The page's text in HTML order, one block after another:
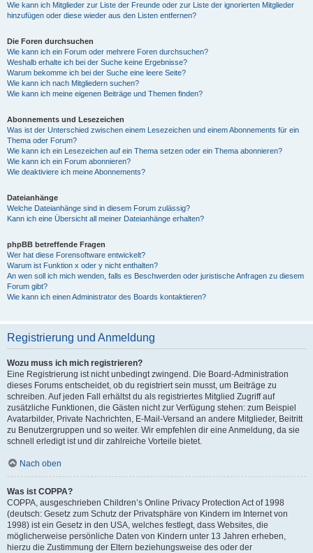
Wie kann ich Mitglieder zur Liste der Freunde oder zur Liste der ignorierten Mitglieder
hinzufügen oder diese wieder aus den Listen entfernen?
Die Foren durchsuchen
Wie kann ich ein Forum oder mehrere Foren durchsuchen?
Weshalb erhalte ich bei der Suche keine Ergebnisse?
Warum bekomme ich bei der Suche eine leere Seite?
Wie kann ich nach Mitgliedern suchen?
Wie kann ich meine eigenen Beiträge und Themen finden?
Abonnements und Lesezeichen
Was ist der Unterschied zwischen einem Lesezeichen und einem Abonnements für ein
Thema oder Forum?
Wie kann ich ein Lesezeichen auf ein Thema setzen oder ein Thema abonnieren?
Wie kann ich ein Forum abonnieren?
Wie deaktiviere ich meine Abonnements?
Dateianhänge
Welche Dateianhänge sind in diesem Forum zulässig?
Kann ich eine Übersicht all meiner Dateianhänge erhalten?
phpBB betreffende Fragen
Wer hat diese Forensoftware entwickelt?
Warum ist Funktion x oder y nicht enthalten?
An wen soll ich mich wenden, falls es Beschwerden oder juristische Anfragen zu diesem
Forum gibt?
Wie kann ich einen Administrator des Boards kontaktieren?
Registrierung und Anmeldung
Wozu muss ich mich registrieren?
Eine Registrierung ist nicht unbedingt zwingend. Die Board-Administration
dieses Forums entscheidet, ob du registriert sein musst, um Beiträge zu
schreiben. Auf jeden Fall erhältst du als registriertes Mitglied Zugriff auf
zusätzliche Funktionen, die Gästen nicht zur Verfügung stehen: zum Beispiel
Avatarbilder, Private Nachrichten, E-Mail-Versand an andere Mitglieder, Beitritt
zu Benutzergruppen und so weiter. Wir empfehlen dir eine Anmeldung, da sie
schnell erledigt ist und dir zahlreiche Vorteile bietet.
Nach oben
Was ist COPPA?
COPPA, ausgeschrieben Children’s Online Privacy Protection Act of 1998
(deutsch: Gesetz zum Schutz der Privatsphäre von Kindern im Internet von
1998) ist ein Gesetz in den USA, welches festlegt, dass Websites, die
möglicherweise persönliche Daten von Kindern unter 13 Jahren erheben,
hierzu die Zustimmung der Eltern beziehungsweise des oder der